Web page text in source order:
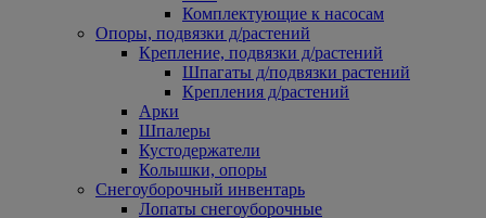
Комплектующие к насосам
Опоры, подвязки д/растений
Крепление, подвязки д/растений
Шпагаты д/подвязки растений
Крепления д/растений
Арки
Шпалеры
Кустодержатели
Колышки, опоры
Снегоуборочный инвентарь
Лопаты снегоуборочные